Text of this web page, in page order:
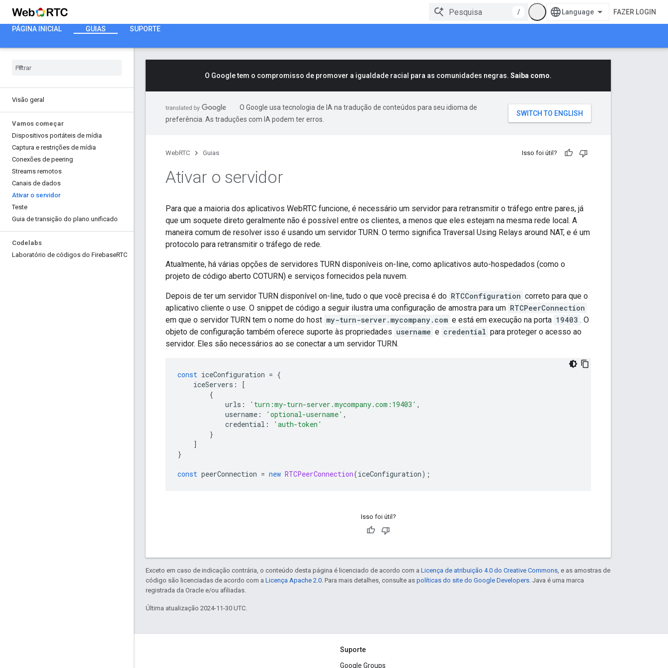
/ FAZER LOGIN
PÁGINA INICIAL GUIAS SUPORTE
Visão geral
Vamos começar
Dispositivos portáteis de mídia
Captura e restrições de mídia
Conexões de peering
Streams remotos
Canais de dados
Ativar o servidor
Teste
Guia de transição do plano unificado
Codelabs
Laboratório de códigos do FirebaseRTC
O Google tem o compromisso de promover a igualdade racial para as comunidades negras. Saiba como.
O Google usa tecnologia de IA na tradução de conteúdos para seu idioma de
preferência. As traduções com IA podem ter erros.
WebRTC Guias Isso foi útil?
Ativar o servidor
Para que a maioria dos aplicativos WebRTC funcione, é necessário um servidor para retransmitir o tráfego entre pares, já
que um soquete direto geralmente não é possível entre os clientes, a menos que eles estejam na mesma rede local. A
maneira comum de resolver isso é usando um servidor TURN. O termo significa Traversal Using Relays around NAT, e é um
protocolo para retransmitir o tráfego de rede.
Atualmente, há várias opções de servidores TURN disponíveis on-line, como aplicativos auto-hospedados (como o
projeto de código aberto COTURN) e serviços fornecidos pela nuvem.
Depois de ter um servidor TURN disponível on-line, tudo o que você precisa é do RTCConfiguration correto para que o
aplicativo cliente o use. O snippet de código a seguir ilustra uma configuração de amostra para um RTCPeerConnection
em que o servidor TURN tem o nome do host my-turn-server.mycompany.com e está em execução na porta 19403 . O
objeto de configuração também oferece suporte às propriedades username e credential para proteger o acesso ao
servidor. Eles são necessários ao se conectar a um servidor TURN.
const iceConfiguration = {
iceServers :
[
{
urls : 'turn:my-turn-server.mycompany.com:19403' ,
username : 'optional-username' ,
credential :
'auth-token'
}
]
}
const peerConnection = new RTCPeerConnection(iceConfiguration);
Isso foi útil?
Exceto em caso de indicação contrária, o conteúdo desta página é licenciado de acordo com a Licença de atribuição 4.0 do Creative Commons, e as amostras de
código são licenciadas de acordo com a Licença Apache 2.0. Para mais detalhes, consulte as políticas do site do Google Developers. Java é uma marca
registrada da Oracle e/ou afiliadas.
Última atualização 2024-11-30 UTC.
Suporte
Google Groups